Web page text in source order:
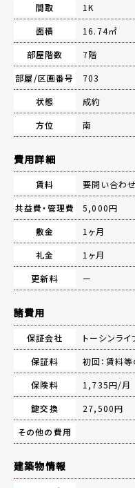
間取
1K
面積
16.74㎡
部屋階数
7階
部屋/区画番号
703
状態
成約
方位
南
費用詳細
賃料
要問い合わせ
共益費・管理費
5,000円
敷金
1ヶ月
礼金
1ヶ月
更新料
ー
諸費用
保証会社
トーシンライ
保証料
初回：賃料
保険料
1,735円/月
鍵交換
27,500円
その他の費用
建築物情報